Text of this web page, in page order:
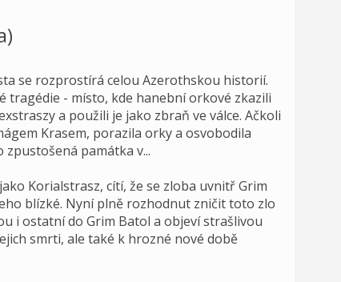
se rozprostírá celou Azerothskou historií.
tragédie - místo, kde hanební orkové zkazili
a použili je jako zbraň ve válce. Ačkoli
Krasem, porazila orky a osvobodila
památka v...
Korialstrasz, cítí, že se zloba uvnitř Grim
blízké. Nyní plně rozhodnut zničit toto zlo
i ostatní do Grim Batol a objeví strašlivou
smrti, ale také k hrozné nové době